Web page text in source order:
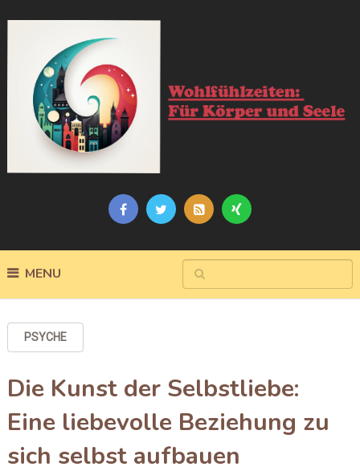
MENU
PSYCHE
Die Kunst der Selbstliebe:
Eine liebevolle Beziehung zu
sich selbst aufbauen